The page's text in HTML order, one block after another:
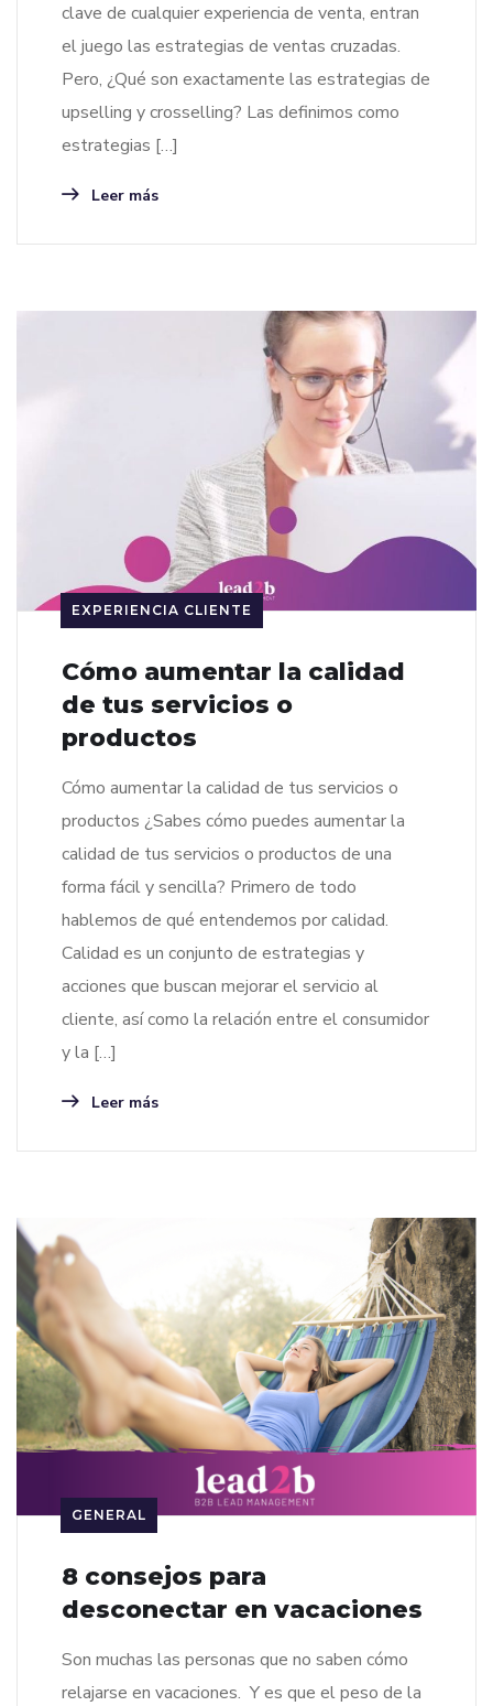
clave de cualquier experiencia de venta, entran
el juego las estrategias de ventas cruzadas.
Pero, ¿Qué son exactamente las estrategias de
upselling y crosselling? Las definimos como
estrategias […]
Leer más
EXPERIENCIA CLIENTE
Cómo aumentar la calidad
de tus servicios o
productos
Cómo aumentar la calidad de tus servicios o
productos ¿Sabes cómo puedes aumentar la
calidad de tus servicios o productos de una
forma fácil y sencilla? Primero de todo
hablemos de qué entendemos por calidad.
Calidad es un conjunto de estrategias y
acciones que buscan mejorar el servicio al
cliente, así como la relación entre el consumidor
y la […]
Leer más
GENERAL
8 consejos para
desconectar en vacaciones
Son muchas las personas que no saben cómo
relajarse en vacaciones. Y es que el peso de la